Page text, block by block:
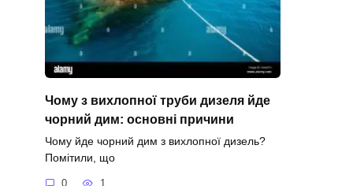
Чому з вихлопної труби дизеля йде
чорний дим: основні причини
Чому йде чорний дим з вихлопної дизель?
Помітили, що
0 1